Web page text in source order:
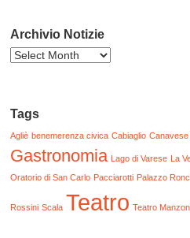
Archivio Notizie
Archivio
Tags
Agliè benemerenza civica Cabiaglio Canavese
Gastronomia Lago di Varese La
Oratorio di San Carlo Pacciarotti Palazzo
Rossini Scala Teatro Teatro